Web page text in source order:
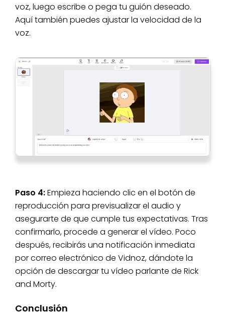
voz, luego escribe o pega tu guión deseado.
Aquí también puedes ajustar la velocidad de la
voz.
Paso 4:Empieza haciendo clic en el botón de
reproducción para previsualizar el audio y
asegurarte de que cumple tus expectativas. Tras
confirmarlo, procede a generar el vídeo. Poco
después, recibirás una notificación inmediata
por correo electrónico de Vidnoz, dándote la
opción de descargar tu vídeo parlante de Rick
and Morty.
Conclusión